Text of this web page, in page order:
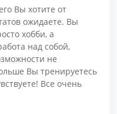
Вы хотите от
ожидаете. Вы
хобби, а
над собой,
не
Вы тренируетесь
Все очень